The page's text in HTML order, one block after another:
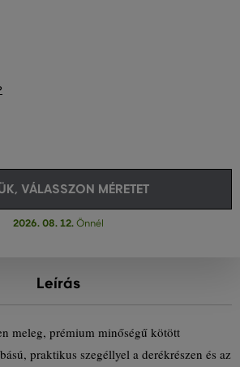
VÁLASSZON MÉRETET
2026. 08. 12. Önnél
Leírás
meleg, prémium minőségű kötött
praktikus szegéllyel a derékrészen és az